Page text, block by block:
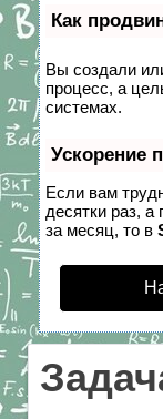
Как
Вы создали
процесс, а
системах.
Ускорение
Если вам
десятки раз,
за месяц, то в